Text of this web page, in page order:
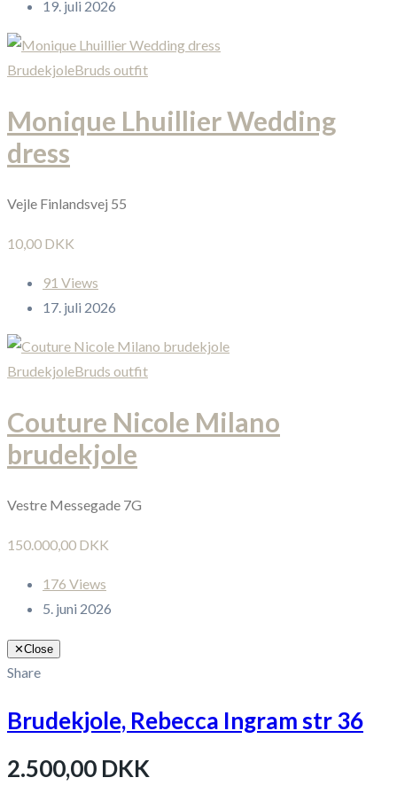
19. juli 2026
BrudekjoleBruds outfit
Monique Lhuillier Wedding
dress
Vejle Finlandsvej 55
10,00 DKK
91 Views
17. juli 2026
BrudekjoleBruds outfit
Couture Nicole Milano
brudekjole
Vestre Messegade 7G
150.000,00 DKK
176 Views
5. juni 2026
✕Close
Share
Brudekjole, Rebecca Ingram str 36
2.500,00 DKK